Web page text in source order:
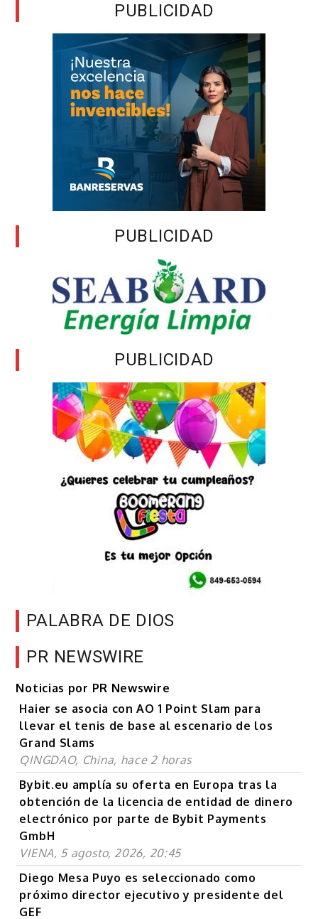
PUBLICIDAD
PUBLICIDAD
PUBLICIDAD
PALABRA DE DIOS
PR NEWSWIRE
Noticias por PR Newswire
Haier se asocia con AO 1 Point Slam para
llevar el tenis de base al escenario de los
Grand Slams
QINGDAO, China, hace 2 horas
Bybit.eu amplía su oferta en Europa tras la
obtención de la licencia de entidad de dinero
electrónico por parte de Bybit Payments
GmbH
VIENA, 5 agosto, 2026, 20:45
Diego Mesa Puyo es seleccionado como
próximo director ejecutivo y presidente del
GEF